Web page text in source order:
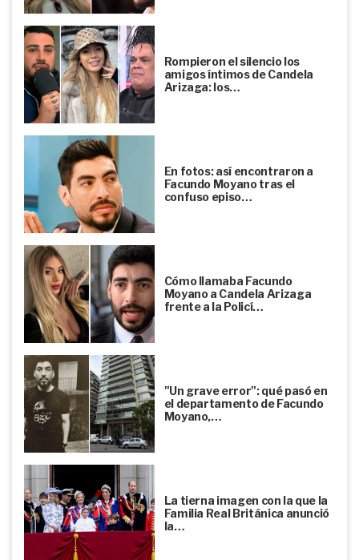
Rompieron el silencio los
amigos íntimos de Candela
Arizaga: los…
En fotos: así encontraron a
Facundo Moyano tras el
confuso episo…
Cómo llamaba Facundo
Moyano a Candela Arizaga
frente a la Policí…
"Un grave error": qué pasó en
el departamento de Facundo
Moyano,…
La tierna imagen con la que la
Familia Real Británica anunció
la…